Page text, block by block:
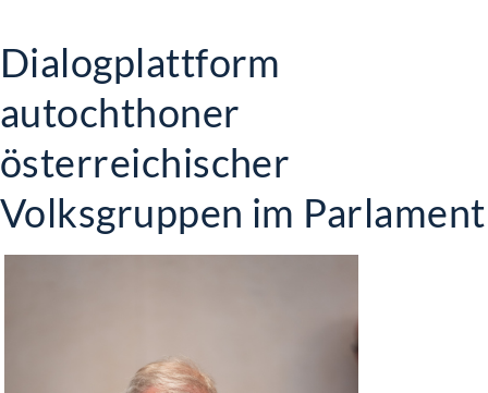
Dialogplattform
autochthoner
österreichischer
Volksgruppen im Parlament